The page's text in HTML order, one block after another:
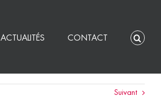
ACTUALITÉS CONTACT
Suivant